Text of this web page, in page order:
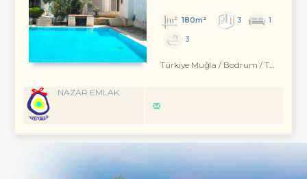
180m² 3
1
3
Türkiye Muğla / Bodrum / Turgutreis
NAZAR EMLAK